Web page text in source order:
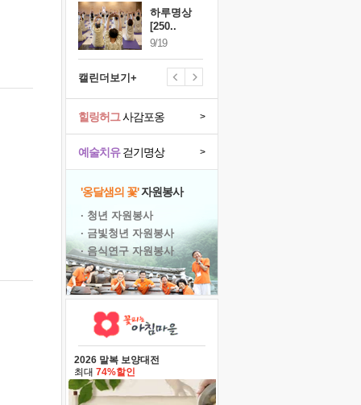
하루명상
[250..
9/19
캘린더보기+
예술치유걷기명상 >
힐링허그사감포옹 >
'옹달샘의 꽃'자원봉사
· 청년 자원봉사
· 금빛청년 자원봉사
· 음식연구 자원봉사
2026 말복 보양대전
최대 74%할인